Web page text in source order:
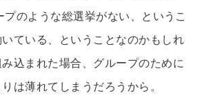
のような総選挙がない、というこ
ている、ということなのかもしれ
込まれた場合、グループのために
は薄れてしまうだろうから。